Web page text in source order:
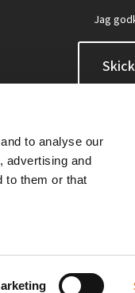
to analyse our
advertising and
to them or that
Jag